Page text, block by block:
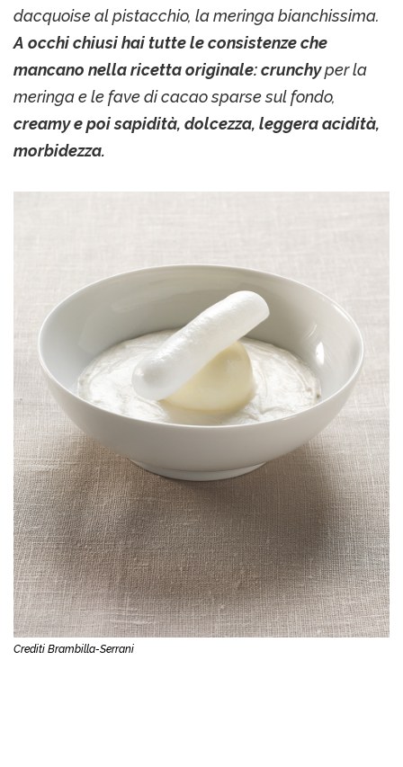
dacquoise al pistacchio, la meringa bianchissima.
A occhi chiusi hai tutte le consistenze che
mancano nella ricetta originale: crunchyper la
meringa e le fave di cacao sparse sul fondo,
creamy e poi sapidità, dolcezza, leggera acidità,
morbidezza.
Crediti Brambilla-Serrani